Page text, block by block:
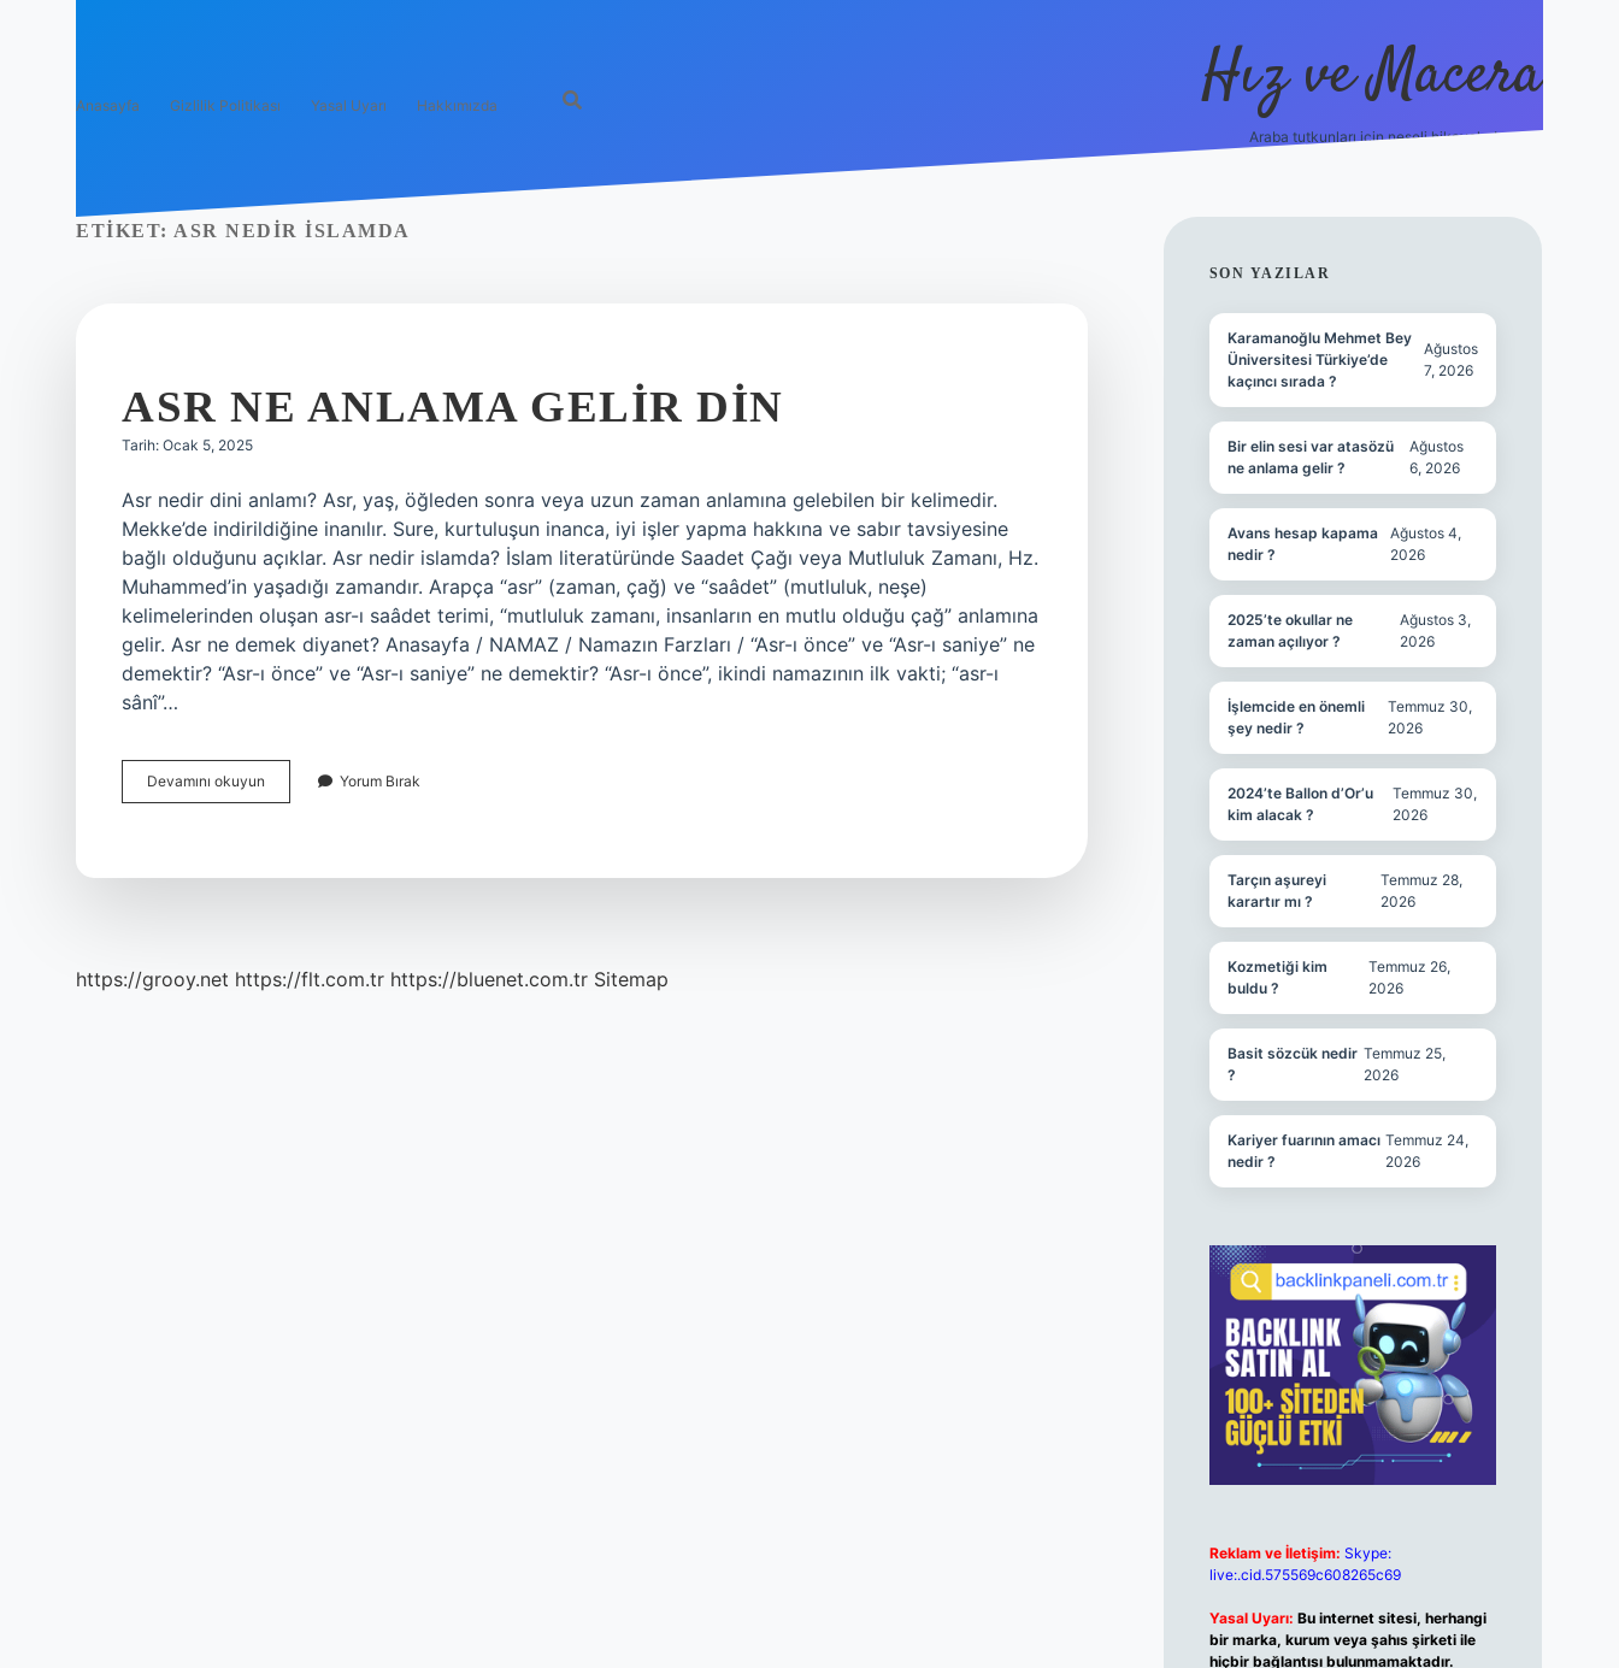
Anasayfa Gizlilik Politikası Yasal Uyarı Hakkımızda Hız ve Macera
Araba tutkunları için neşeli hikayeler!
ETIKET: ASR NEDIR ISLAMDA
ASR NE ANLAMA GELIR DIN
Tarih: Ocak 5, 2025
Asr nedir dini anlamı? Asr, yaş, öğleden sonra veya uzun zaman anlamına gelebilen bir kelimedir.
Mekke’de indirildiğine inanılır. Sure, kurtuluşun inanca, iyi işler yapma hakkına ve sabır tavsiyesine
bağlı olduğunu açıklar. Asr nedir islamda? İslam literatüründe Saadet Çağı veya Mutluluk Zamanı, Hz.
Muhammed’in yaşadığı zamandır. Arapça “asr” (zaman, çağ) ve “saâdet” (mutluluk, neşe)
kelimelerinden oluşan asr-ı saâdet terimi, “mutluluk zamanı, insanların en mutlu olduğu çağ” anlamına
gelir. Asr ne demek diyanet? Anasayfa / NAMAZ / Namazın Farzları / “Asr-ı önce” ve “Asr-ı saniye” ne
demektir? “Asr-ı önce” ve “Asr-ı saniye” ne demektir? “Asr-ı önce”, ikindi namazının ilk vakti; “asr-ı
sânî”…
Devamını okuyun
Ne
Yorum Bırak
https://grooy.net https://flt.com.tr https://bluenet.com.tr Sitemap
SIDEBAR
SON YAZILAR
Karamanoğlu Mehmet Bey
Üniversitesi Türkiye’de
kaçıncı sırada ?
Ağustos
7, 2026
Bir elin sesi var atasözü
ne anlama gelir ?
Ağustos
6, 2026
Avans hesap kapama
nedir ?
Ağustos 4,
2026
2025’te okullar ne
zaman açılıyor ?
Ağustos 3,
2026
İşlemcide en önemli
şey nedir ?
Temmuz 30,
2026
2024’te Ballon d’Or’u
kim alacak ?
Temmuz 30,
2026
Tarçın aşureyi
karartır mı ?
Temmuz 28,
2026
Kozmetiği kim
buldu ?
Temmuz 26,
2026
Basit sözcük nedir
?
Temmuz 25,
2026
Kariyer fuarının amacı
nedir ?
Temmuz 24,
2026
Reklam ve İletişim: Skype:
live:.cid.575569c608265c69
Yasal Uyarı: Bu internet sitesi, herhangi
bir marka, kurum veya şahıs şirketi ile
hiçbir bağlantısı bulunmamaktadır.
hiltonbet güncel giriş